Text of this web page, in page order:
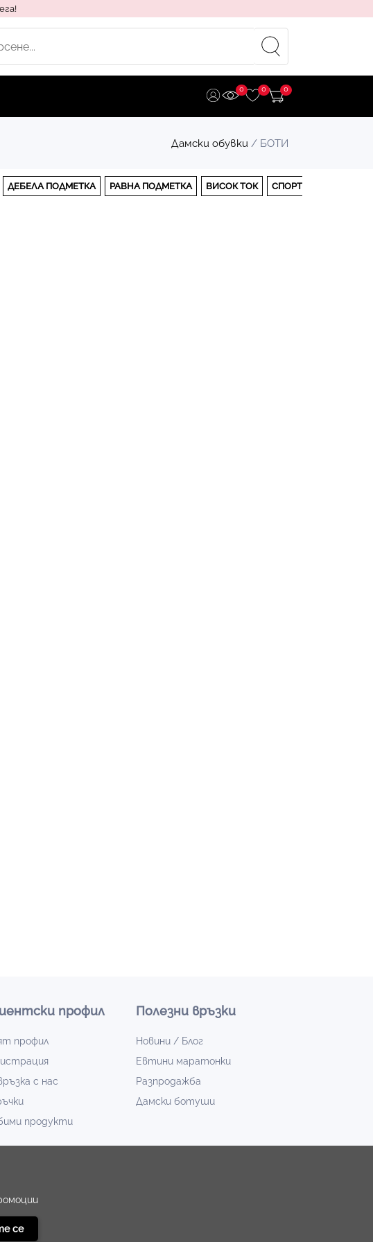
0 0 0
Дамски обувки / БОТИ
ДЕБЕЛА ПОДМЕТКА РАВНА ПОДМЕТКА ВИСОК ТОК СПОРТНИ
профил
профил
с нас
продукти
Полезни връзки
Новини / Блог
Евтини маратонки
Разпродажба
Дамски ботуши